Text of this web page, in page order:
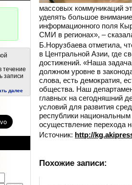
течение
записи
далее
массовых коммуникаций
уделять большое
информационного поля
СМИ в регионах», –
Б.Норузбаева отметила,
в Центральной Азии, где
достижений. «Наша
должном уровне в
слова, есть демократия,
общества. Наш
главных на сегодняшний
условий для развития
республики
осуществление перехода
Источник: http://
Похожие записи: